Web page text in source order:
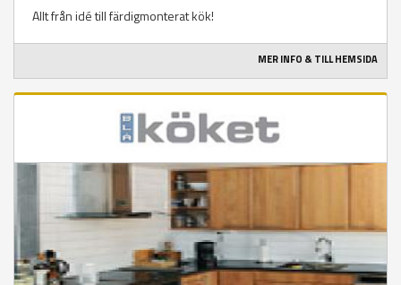
Allt från idé till färdigmonterat kök!
MER INFO & TILL HEMSIDA